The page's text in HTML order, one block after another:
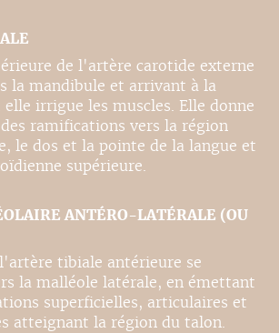
de l'artère carotide externe
la mandibule et arrivant à la
irrigue les muscles. Elle donne
des ramifications vers la région
le dos et la pointe de la langue et
supérieure.
ANTÉRO-LATÉRALE (OU
tibiale antérieure se
la malléole latérale, en émettant
superficielles, articulaires et
atteignant la région du talon.